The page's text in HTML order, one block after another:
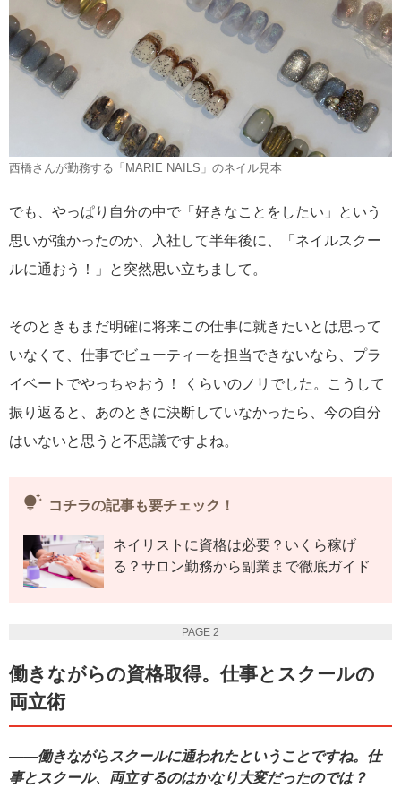
西橋さんが勤務する「MARIE NAILS」のネイル見本
でも、やっぱり自分の中で「好きなことをしたい」という
思いが強かったのか、入社して半年後に、「ネイルスクー
ルに通おう！」と突然思い立ちまして。
そのときもまだ明確に将来この仕事に就きたいとは思って
いなくて、仕事でビューティーを担当できないなら、プラ
イベートでやっちゃおう！ くらいのノリでした。こうして
振り返ると、あのときに決断していなかったら、今の自分
はいないと思うと不思議ですよね。
tips_and_updates コチラの記事も要チェック！
ネイリストに資格は必要？いくら稼げ
る？サロン勤務から副業まで徹底ガイド
PAGE 2
働きながらの資格取得。仕事とスクールの
両立術
――働きながらスクールに通われたということですね。仕
事とスクール、両立するのはかなり大変だったのでは？